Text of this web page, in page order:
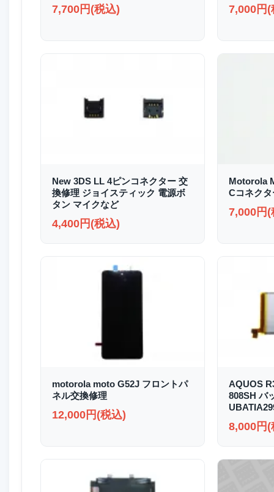
7,700円(税込) 7,000円(
New 3DS LL 4ピンコネクター 交
換修理 ジョイスティック 電源ボ
タン マイクなど
4,400円(税込)
Motorola
Cコネク
7,000円(
motorola moto G52J フロントパ
ネル交換修理
12,000円(税込)
AQUOS
808SH バ
8,000円(